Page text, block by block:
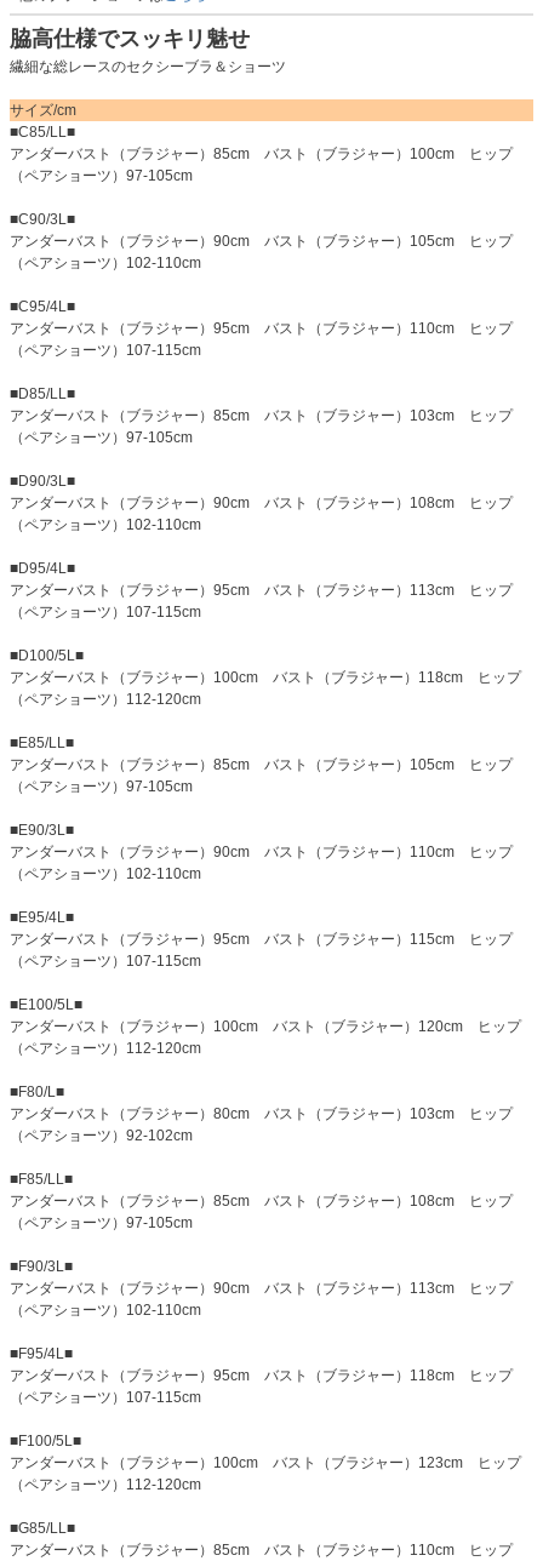
脇高仕様でスッキリ魅せ
繊細な総レースのセクシーブラ＆ショーツ
サイズ/cm
■C85/LL■
アンダーバスト（ブラジャー）85cm バスト（ブラジャー）100cm ヒップ
（ペアショーツ）97-105cm
■C90/3L■
アンダーバスト（ブラジャー）90cm バスト（ブラジャー）105cm ヒップ
（ペアショーツ）102-110cm
■C95/4L■
アンダーバスト（ブラジャー）95cm バスト（ブラジャー）110cm ヒップ
（ペアショーツ）107-115cm
■D85/LL■
アンダーバスト（ブラジャー）85cm バスト（ブラジャー）103cm ヒップ
（ペアショーツ）97-105cm
■D90/3L■
アンダーバスト（ブラジャー）90cm バスト（ブラジャー）108cm ヒップ
（ペアショーツ）102-110cm
■D95/4L■
アンダーバスト（ブラジャー）95cm バスト（ブラジャー）113cm ヒップ
（ペアショーツ）107-115cm
■D100/5L■
アンダーバスト（ブラジャー）100cm バスト（ブラジャー）118cm ヒップ
（ペアショーツ）112-120cm
■E85/LL■
アンダーバスト（ブラジャー）85cm バスト（ブラジャー）105cm ヒップ
（ペアショーツ）97-105cm
■E90/3L■
アンダーバスト（ブラジャー）90cm バスト（ブラジャー）110cm ヒップ
（ペアショーツ）102-110cm
■E95/4L■
アンダーバスト（ブラジャー）95cm バスト（ブラジャー）115cm ヒップ
（ペアショーツ）107-115cm
■E100/5L■
アンダーバスト（ブラジャー）100cm バスト（ブラジャー）120cm ヒップ
（ペアショーツ）112-120cm
■F80/L■
アンダーバスト（ブラジャー）80cm バスト（ブラジャー）103cm ヒップ
（ペアショーツ）92-102cm
■F85/LL■
アンダーバスト（ブラジャー）85cm バスト（ブラジャー）108cm ヒップ
（ペアショーツ）97-105cm
■F90/3L■
アンダーバスト（ブラジャー）90cm バスト（ブラジャー）113cm ヒップ
（ペアショーツ）102-110cm
■F95/4L■
アンダーバスト（ブラジャー）95cm バスト（ブラジャー）118cm ヒップ
（ペアショーツ）107-115cm
■F100/5L■
アンダーバスト（ブラジャー）100cm バスト（ブラジャー）123cm ヒップ
（ペアショーツ）112-120cm
■G85/LL■
アンダーバスト（ブラジャー）85cm バスト（ブラジャー）110cm ヒップ